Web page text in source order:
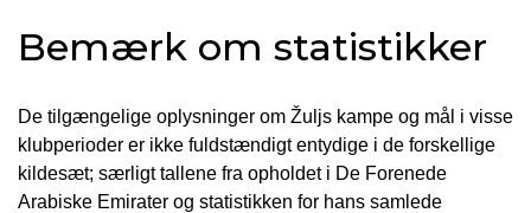
Bemærk om statistikker
De tilgængelige oplysninger om Žuljs kampe og mål i visse
klubperioder er ikke fuldstændigt entydige i de forskellige
kildesæt; særligt tallene fra opholdet i De Forenede
Arabiske Emirater og statistikken for hans samlede